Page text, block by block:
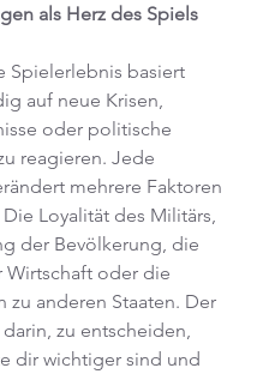
als Herz des Spiels
Spielerlebnis basiert
auf neue Krisen,
oder politische
reagieren. Jede
mehrere Faktoren
Loyalität des Militärs,
der Bevölkerung, die
Wirtschaft oder die
zu anderen Staaten. Der
zu entscheiden,
dir wichtiger sind und